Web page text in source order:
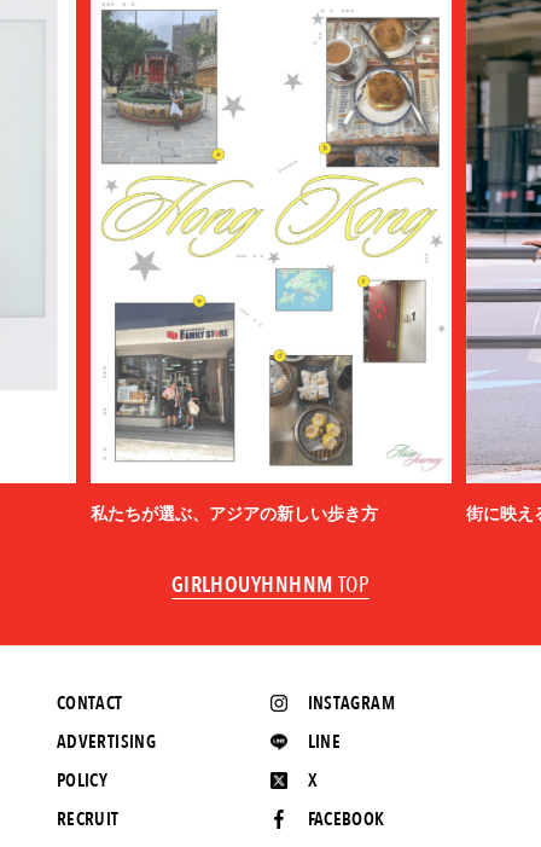
私たちが選ぶ、アジアの新しい歩き方 街に映え
GIRLHOUYHNHNM TOP
INSTAGRAM
LINE
X
FACEBOOK
CONTACT
ADVERTISING
POLICY
RECRUIT